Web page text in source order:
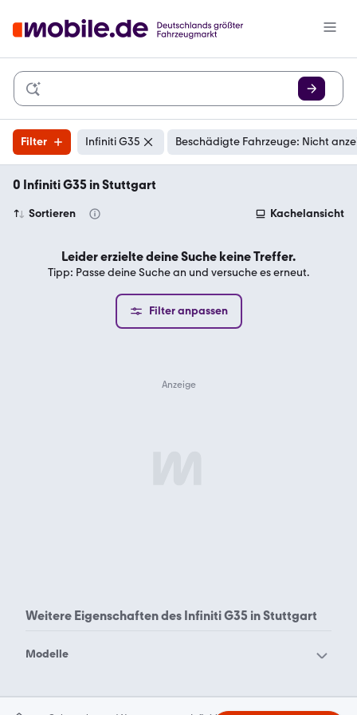
Filter Infiniti G35 Beschädigte Fahrzeuge: Nicht
0 Infiniti G35 in Stuttgart
Sortieren Kachelansicht
Leider erzielte deine Suche keine Treffer.
Tipp: Passe deine Suche an und versuche es erneut.
Filter anpassen
Weitere Eigenschaften des Infiniti G35 in Stuttgart
Modelle
Infiniti G35